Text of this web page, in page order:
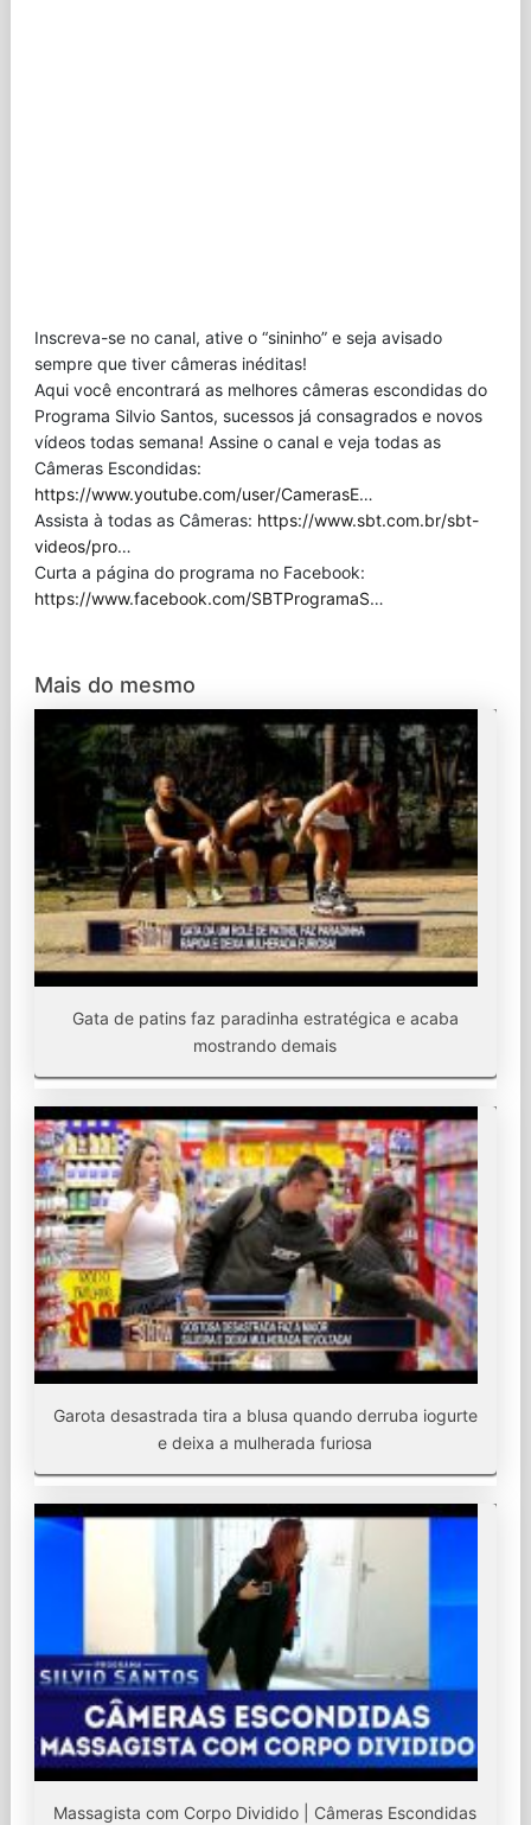
Inscreva-se no canal, ative o “sininho” e seja avisado
sempre que tiver câmeras inéditas!
Aqui você encontrará as melhores câmeras escondidas do
Programa Silvio Santos, sucessos já consagrados e novos
vídeos todas semana! Assine o canal e veja todas as
Câmeras Escondidas:
https://www.youtube.com/user/CamerasE…
Assista à todas as Câmeras: https://www.sbt.com.br/sbt-
videos/pro…
Curta a página do programa no Facebook:
https://www.facebook.com/SBTProgramaS…
Mais do mesmo
Gata de patins faz paradinha estratégica e acaba
mostrando demais
Garota desastrada tira a blusa quando derruba iogurte
e deixa a mulherada furiosa
Massagista com Corpo Dividido | Câmeras Escondidas